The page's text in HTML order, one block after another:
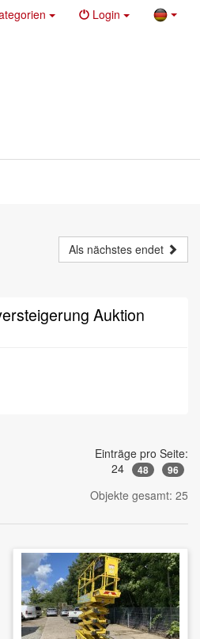
Login
Als nächstes endet
Auktion
Einträge pro Seite:
24
48 96
Objekte gesamt: 25